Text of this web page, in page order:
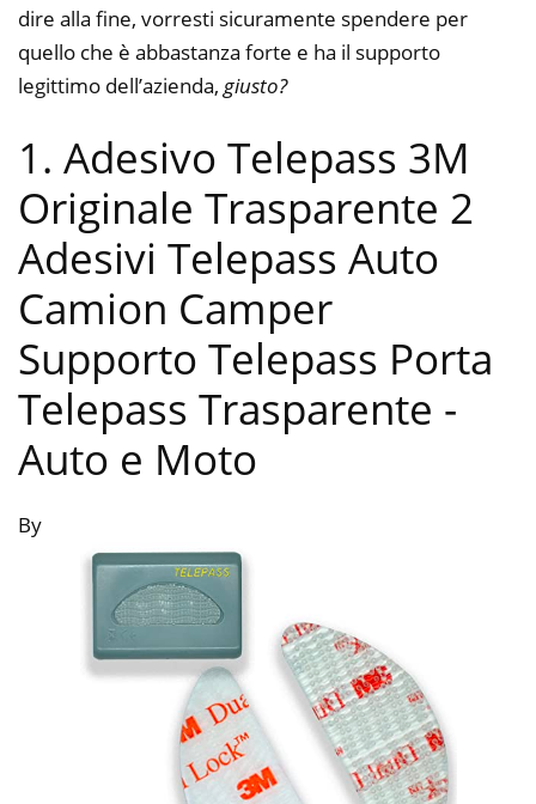
dire alla fine, vorresti sicuramente spendere per
quello che è abbastanza forte e ha il supporto
legittimo dell’azienda, giusto?
1. Adesivo Telepass 3M
Originale Trasparente 2
Adesivi Telepass Auto
Camion Camper
Supporto Telepass Porta
Telepass Trasparente -
Auto e Moto
By